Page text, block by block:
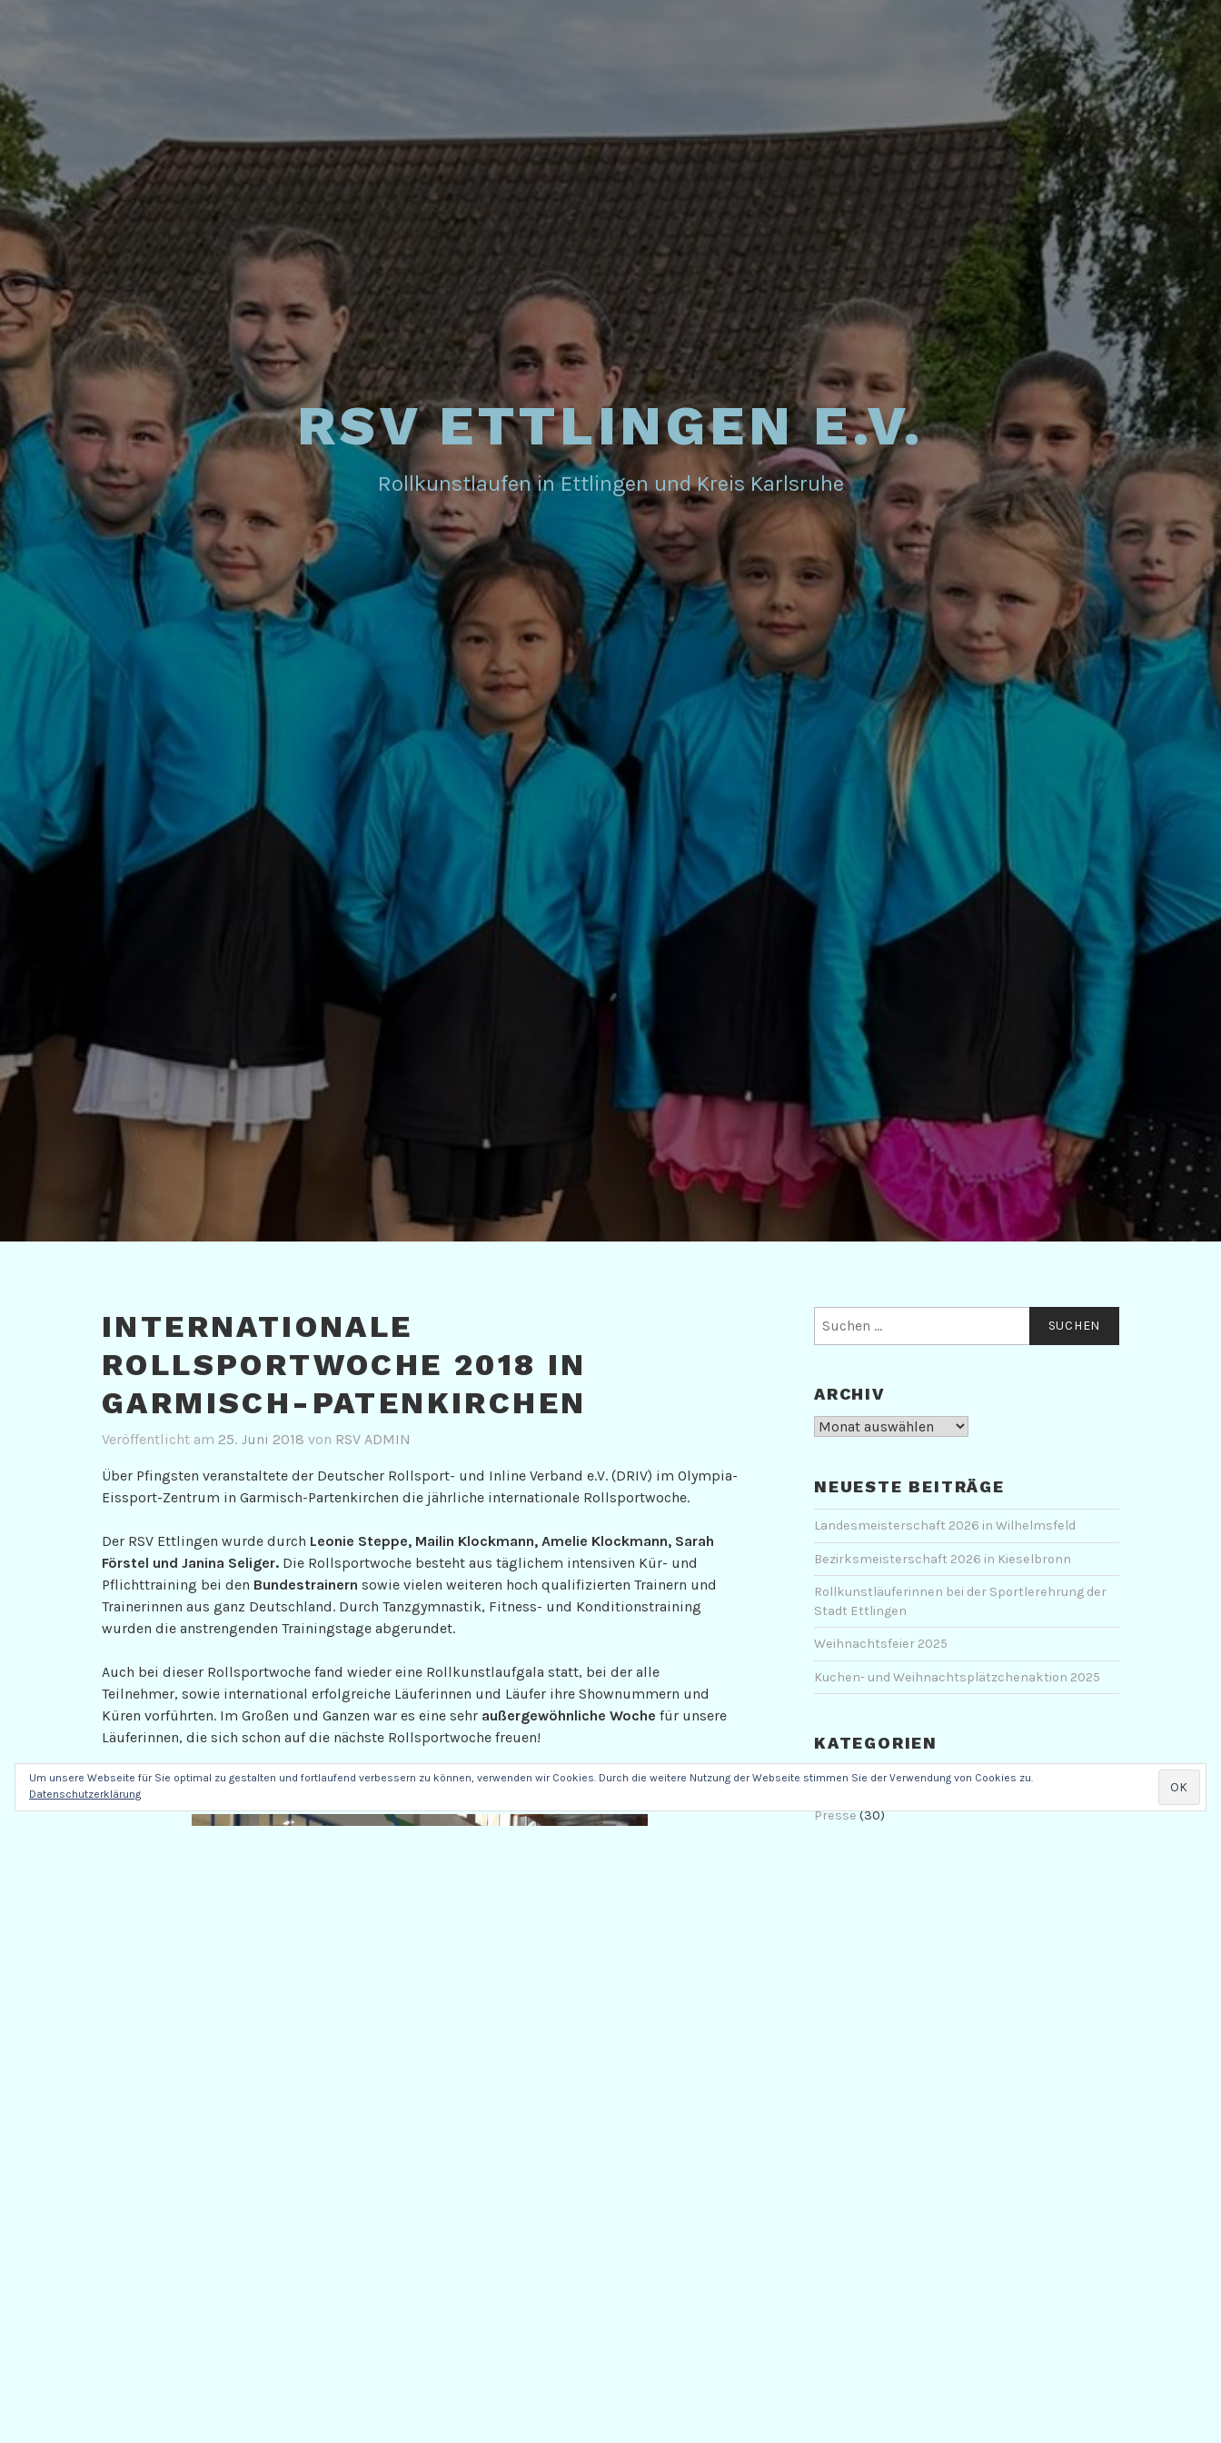
RSV ETTLINGEN E.V.
Rollkunstlaufen in Ettlingen und Kreis Karlsruhe
INTERNATIONALE
ROLLSPORTWOCHE 2018 IN
GARMISCH-PATENKIRCHEN
Veröffentlicht am 25. Juni 2018 von RSV ADMIN
Über Pfingsten veranstaltete der Deutscher Rollsport- und Inline Verband e.V. (DRIV) im Olympia-
Eissport-Zentrum in Garmisch-Partenkirchen die jährliche internationale Rollsportwoche.
Der RSV Ettlingen wurde durch Leonie Steppe, Mailin Klockmann, Amelie Klockmann, Sarah
Förstel und Janina Seliger. Die Rollsportwoche besteht aus täglichem intensiven Kür- und
Pflichttraining bei den Bundestrainern sowie vielen weiteren hoch qualifizierten Trainern und
Trainerinnen aus ganz Deutschland. Durch Tanzgymnastik, Fitness- und Konditionstraining
wurden die anstrengenden Trainingstage abgerundet.
Auch bei dieser Rollsportwoche fand wieder eine Rollkunstlaufgala statt, bei der alle
Teilnehmer, sowie international erfolgreiche Läuferinnen und Läufer ihre Shownummern und
Küren vorführten. Im Großen und Ganzen war es eine sehr außergewöhnliche Woche für unsere
Läuferinnen, die sich schon auf die nächste Rollsportwoche freuen!
nach:
ARCHIV
Archiv
NEUESTE BEITRÄGE
Landesmeisterschaft 2026 in Wilhelmsfeld
Bezirksmeisterschaft 2026 in Kieselbronn
Rollkunstläuferinnen bei der Sportlerehrung der
Stadt Ettlingen
Weihnachtsfeier 2025
Kuchen- und Weihnachtsplätzchenaktion 2025
KATEGORIEN
Anfahrten(1)
Presse(30)
Um unsere Webseite für Sie optimal zu gestalten und fortlaufend verbessern zu können, verwenden wir Cookies. Durch die weitere Nutzung der Webseite stimmen Sie der Verwendung von Cookies zu.
Datenschutzerklärung